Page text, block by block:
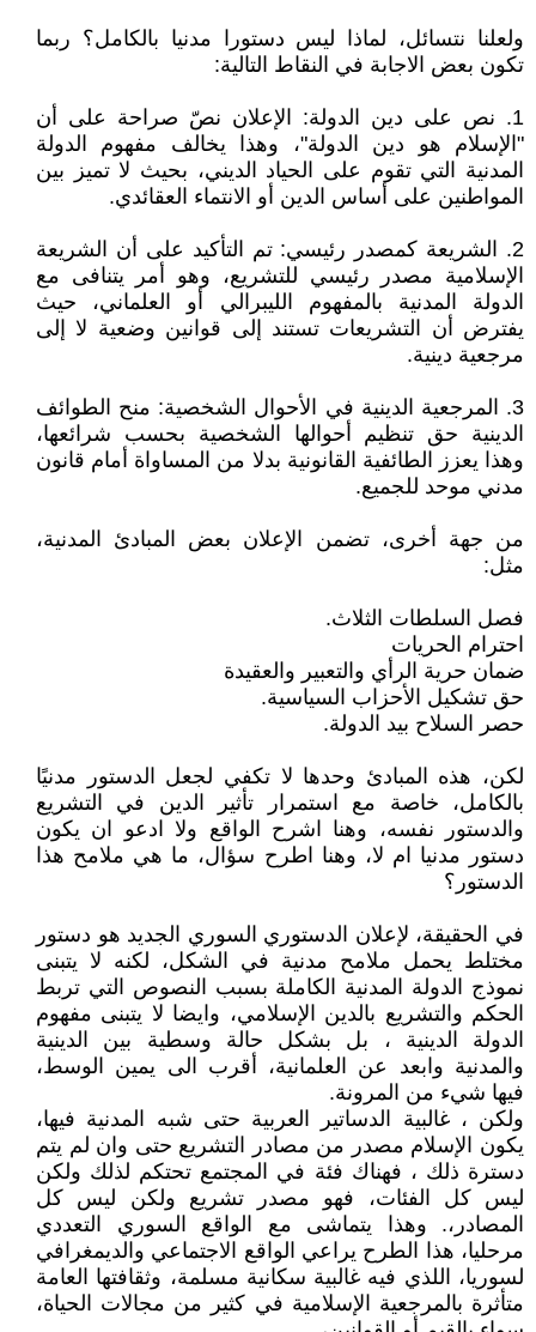
ولعلنا نتسائل، لماذا ليس دستورا مدنيا بالكامل؟ ربما
تكون بعض الاجابة في النقاط التالية:
1. نص على دين الدولة: الإعلان نصّ صراحة على أن
"الإسلام هو دين الدولة"، وهذا يخالف مفهوم الدولة
المدنية التي تقوم على الحياد الديني، بحيث لا تميز بين
المواطنين على أساس الدين أو الانتماء العقائدي.
2. الشريعة كمصدر رئيسي: تم التأكيد على أن الشريعة
الإسلامية مصدر رئيسي للتشريع، وهو أمر يتنافى مع
الدولة المدنية بالمفهوم الليبرالي أو العلماني، حيث
يفترض أن التشريعات تستند إلى قوانين وضعية لا إلى
مرجعية دينية.
3. المرجعية الدينية في الأحوال الشخصية: منح الطوائف
الدينية حق تنظيم أحوالها الشخصية بحسب شرائعها،
وهذا يعزز الطائفية القانونية بدلا من المساواة أمام قانون
مدني موحد للجميع.
من جهة أخرى، تضمن الإعلان بعض المبادئ المدنية،
مثل:
فصل السلطات الثلاث.
احترام الحريات
ضمان حرية الرأي والتعبير والعقيدة
حق تشكيل الأحزاب السياسية.
حصر السلاح بيد الدولة.
لكن، هذه المبادئ وحدها لا تكفي لجعل الدستور مدنيًا
بالكامل، خاصة مع استمرار تأثير الدين في التشريع
والدستور نفسه، وهنا اشرح الواقع ولا ادعو ان يكون
دستور مدنيا ام لا، وهنا اطرح سؤال، ما هي ملامح هذا
الدستور؟
في الحقيقة، لإعلان الدستوري السوري الجديد هو دستور
مختلط يحمل ملامح مدنية في الشكل، لكنه لا يتبنى
نموذج الدولة المدنية الكاملة بسبب النصوص التي تربط
الحكم والتشريع بالدين الإسلامي، وايضا لا يتبنى مفهوم
الدولة الدينية ، بل بشكل حالة وسطية بين الدينية
والمدنية وابعد عن العلمانية، أقرب الى يمين الوسط،
فيها شيء من المرونة.
ولكن ، غالبية الدساتير العربية حتى شبه المدنية فيها،
يكون الإسلام مصدر من مصادر التشريع حتى وان لم يتم
دسترة ذلك ، فهناك فئة في المجتمع تحتكم لذلك ولكن
ليس كل الفئات، فهو مصدر تشريع ولكن ليس كل
المصادر،. وهذا يتماشى مع الواقع السوري التعددي
مرحليا، هذا الطرح يراعي الواقع الاجتماعي والديمغرافي
لسوريا، اللذي فيه غالبية سكانية مسلمة، وثقافتها العامة
متأثرة بالمرجعية الإسلامية في كثير من مجالات الحياة،